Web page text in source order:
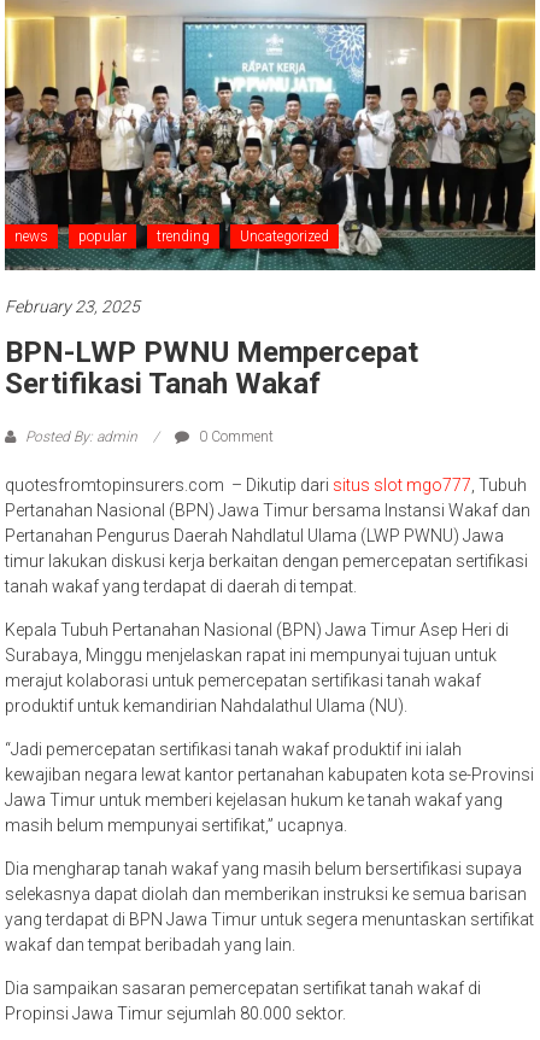
news popular trending Uncategorized
February 23, 2025
BPN-LWP PWNU Mempercepat
Sertifikasi Tanah Wakaf
Posted By: admin 0 Comment
quotesfromtopinsurers.com – Dikutip dari situs slot mgo777 , Tubuh
Pertanahan Nasional (BPN) Jawa Timur bersama Instansi Wakaf dan
Pertanahan Pengurus Daerah Nahdlatul Ulama (LWP PWNU) Jawa
timur lakukan diskusi kerja berkaitan dengan pemercepatan sertifikasi
tanah wakaf yang terdapat di daerah di tempat.
Kepala Tubuh Pertanahan Nasional (BPN) Jawa Timur Asep Heri di
Surabaya, Minggu menjelaskan rapat ini mempunyai tujuan untuk
merajut kolaborasi untuk pemercepatan sertifikasi tanah wakaf
produktif untuk kemandirian Nahdalathul Ulama (NU).
“Jadi pemercepatan sertifikasi tanah wakaf produktif ini ialah
kewajiban negara lewat kantor pertanahan kabupaten kota se-Provinsi
Jawa Timur untuk memberi kejelasan hukum ke tanah wakaf yang
masih belum mempunyai sertifikat,” ucapnya.
Dia mengharap tanah wakaf yang masih belum bersertifikasi supaya
selekasnya dapat diolah dan memberikan instruksi ke semua barisan
yang terdapat di BPN Jawa Timur untuk segera menuntaskan sertifikat
wakaf dan tempat beribadah yang lain.
Dia sampaikan sasaran pemercepatan sertifikat tanah wakaf di
Propinsi Jawa Timur sejumlah 80.000 sektor.